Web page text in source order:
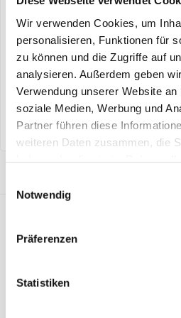
Wir verwenden Cookies, um
personalisieren, Funktionen für
zu können und die Zugriffe auf
analysieren. Außerdem geben
Verwendung unserer Website
soziale Medien, Werbung und
Partner führen diese
weiteren Daten zusammen, die
Notwendig
Präferenzen
Statistiken
„Batseba Gold“
Limitierte Auflage von Mats
Jonasson
€950,00
Bleiben Sie auf dem